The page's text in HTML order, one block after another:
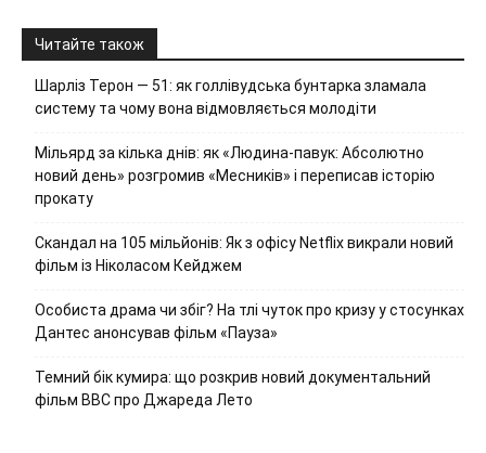
Читайте також
Шарліз Терон — 51: як голлівудська бунтарка зламала
систему та чому вона відмовляється молодіти
Мільярд за кілька днів: як «Людина-павук: Абсолютно
новий день» розгромив «Месників» і переписав історію
прокату
Скандал на 105 мільйонів: Як з офісу Netflix викрали новий
фільм із Ніколасом Кейджем
Особиста драма чи збіг? На тлі чуток про кризу у стосунках
Дантес анонсував фільм «Пауза»
Темний бік кумира: що розкрив новий документальний
фільм ВВС про Джареда Лето